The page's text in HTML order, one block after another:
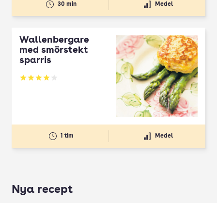
30 min Medel
Wallenbergare
med smörstekt
sparris
Betyg: 4 av 5
1 tim Medel
Nya recept